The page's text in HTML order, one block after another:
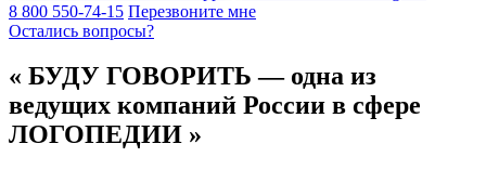
8 800 550-74-15 Перезвоните мне
Остались вопросы?
« БУДУ ГОВОРИТЬ — одна из
ведущих компаний России в сфере
ЛОГОПЕДИИ »